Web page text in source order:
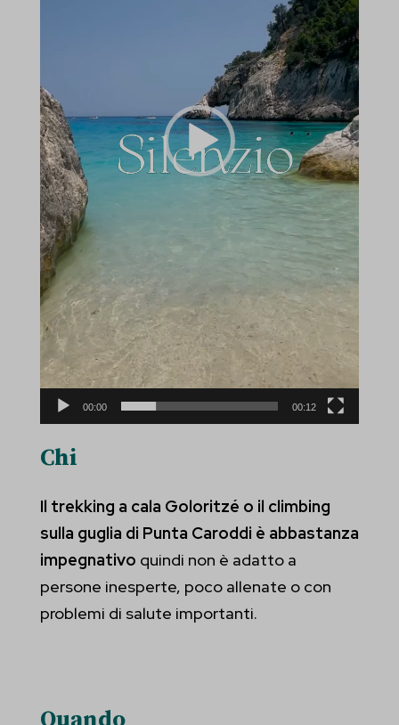
00:00 00:12
Chi
Il trekking a cala Goloritzé o il climbing
sulla guglia di Punta Caroddi è abbastanza
impegnativo quindi non è adatto a
persone inesperte, poco allenate o con
problemi di salute importanti.